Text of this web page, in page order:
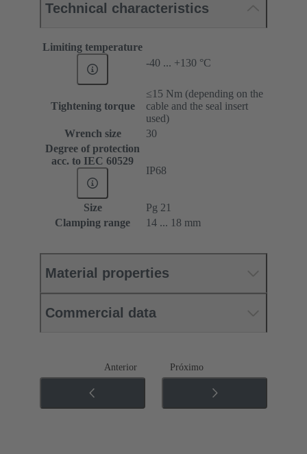
Technical characteristics
Limiting temperature
-40 ... +130 °C
Tightening torque
≤15 Nm (depending on the
cable and the seal insert
used)
Wrench size
30
Degree of protection
acc. to IEC 60529
IP68
Size
Pg 21
Clamping range
14 ... 18 mm
Material properties
Commercial data
Anterior Próximo